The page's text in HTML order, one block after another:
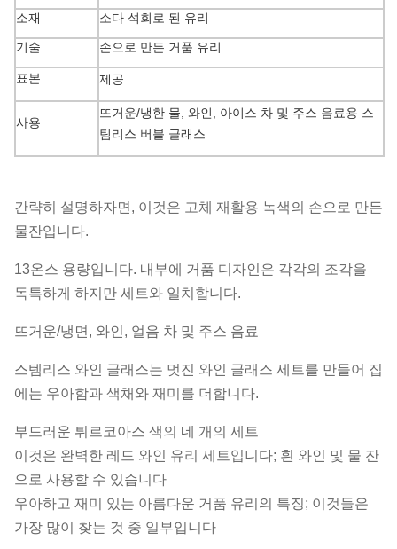
소재 소다 석회로 된 유리
기술 손으로 만든 거품 유리
표본 제공
사용
뜨거운/냉한 물, 와인, 아이스 차 및 주스 음료용 스
팀리스 버블 글래스
포장
리 거품
지불 기간
선행 시간 보증금을 받은 후 45일
간략히 설명하자면, 이것은 고체 재활용 녹색의 손으로 만든
물잔입니다.
13온스 용량입니다. 내부에 거품 디자인은 각각의 조각을
독특하게 하지만 세트와 일치합니다.
뜨거운/냉면, 와인, 얼음 차 및 주스 음료
스템리스 와인 글래스는 멋진 와인 글래스 세트를 만들어 집
에는 우아함과 색채와 재미를 더합니다.
부드러운 튀르코아스 색의 네 개의 세트
이것은 완벽한 레드 와인 유리 세트입니다; 흰 와인 및 물 잔
으로 사용할 수 있습니다
우아하고 재미 있는 아름다운 거품 유리의 특징; 이것들은
가장 많이 찾는 것 중 일부입니다